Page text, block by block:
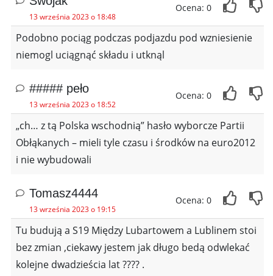
13 września 2023 o 18:48
Ocena: 0
Podobno pociąg podczas podjazdu pod wzniesienie
niemogl uciągnąć składu i utknąl
##### peło
13 września 2023 o 18:52
Ocena: 0
„ch… z tą Polska wschodnią” hasło wyborcze Partii
Obłąkanych – mieli tyle czasu i środków na euro2012
i nie wybudowali
Tomasz4444
13 września 2023 o 19:15
Ocena: 0
Tu budują a S19 Między Lubartowem a Lublinem stoi
bez zmian ,ciekawy jestem jak długo bedą odwlekać
kolejne dwadzieścia lat ???? .